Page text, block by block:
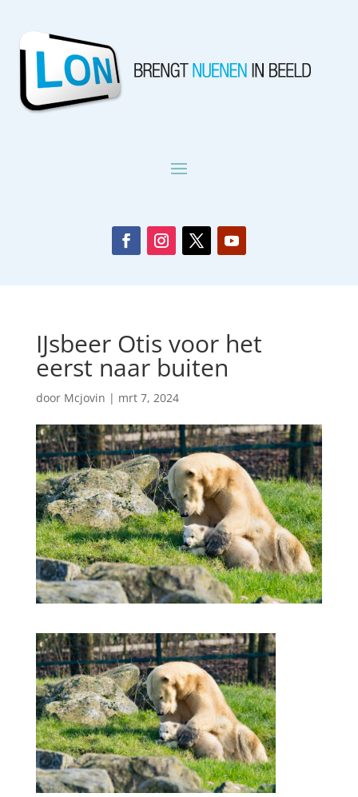
IJsbeer Otis voor het
eerst naar buiten
door Mcjovin | mrt 7, 2024